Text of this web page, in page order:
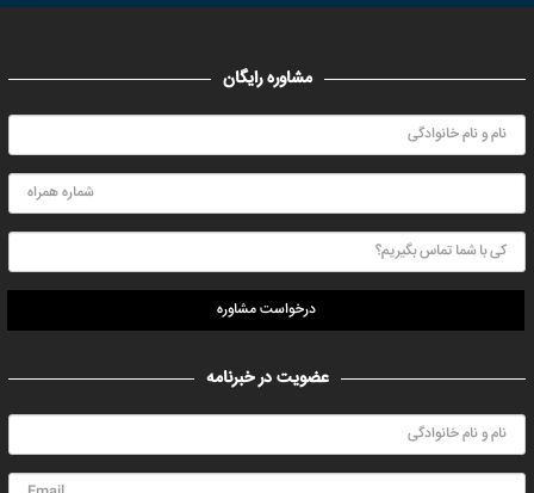
مشاوره رایگان
درخواست مشاوره
عضویت در خبرنامه